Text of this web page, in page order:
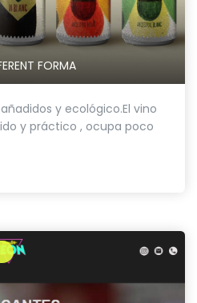
FORMA
y ecológico.El vino
y práctico , ocupa poco